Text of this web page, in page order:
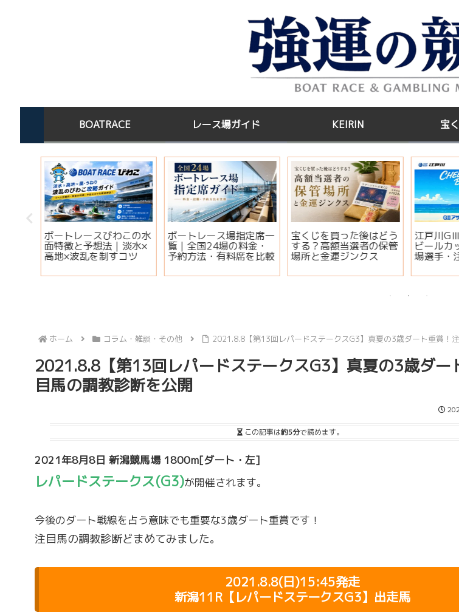
BOATRACE レース場ガイド KEIRIN 宝
ボートレース場指定席一
覧｜全国24場の料金・
予約方法・有料席を比較
宝くじを買った後はどう
する？高額当選者の保管
場所と金運ジンクス
江戸川GⅢ第35回アサヒ
ビールカップ2026｜出
場選手・注目モーター・
【2026
ャンボ宝
う？開運
説
ホーム コラム・雑談・その他 2021.8.8【第13回レパードステークスG3】真夏の3歳ダート重賞！
2021.8.8【第13回レパードステークスG3】真夏の3歳ダー
目馬の調教診断を公開
この記事は約5分で読めます。
2021年8月8日 新潟競馬場 1800m[ダート・左]
レパードステークス(G3)が開催されます。
今後のダート戦線を占う意味でも重要な3歳ダート重賞です！
注目馬の調教診断どまめてみました。
2021.8.8(日)15:45発走
新潟11R【レパードステークスG3】出走馬